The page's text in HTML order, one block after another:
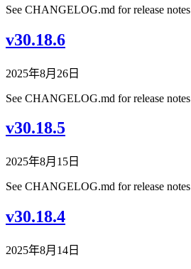
See CHANGELOG.md for release notes
v30.18.6
2025年8月26日
See CHANGELOG.md for release notes
v30.18.5
2025年8月15日
See CHANGELOG.md for release notes
v30.18.4
2025年8月14日